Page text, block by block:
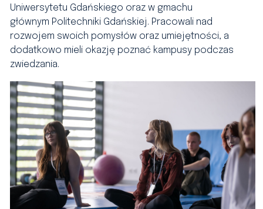
Uniwersytetu Gdańskiego oraz w gmachu
głównym Politechniki Gdańskiej. Pracowali nad
rozwojem swoich pomysłów oraz umiejętności, a
dodatkowo mieli okazję poznać kampusy podczas
zwiedzania.